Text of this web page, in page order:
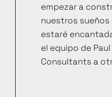
empezar a
nuestros sueños
estaré
el equipo de
Consultants a